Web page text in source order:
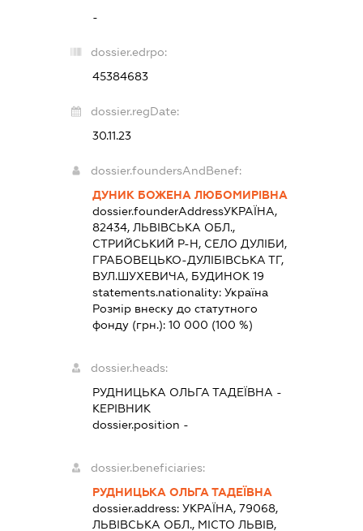
-
dossier.edrpo:
45384683
dossier.regDate:
30.11.23
dossier.foundersAndBenef:
ДУНИК БОЖЕНА ЛЮБОМИРІВНА
dossier.founderAddressУКРАЇНА,
82434, ЛЬВІВСЬКА ОБЛ.,
СТРИЙСЬКИЙ Р-Н, СЕЛО ДУЛІБИ,
ГРАБОВЕЦЬКО-ДУЛІБІВСЬКА ТГ,
ВУЛ.ШУХЕВИЧА, БУДИНОК 19
statements.nationality: Україна
Розмір внеску до статутного
фонду (грн.): 10 000 (100 %)
dossier.heads:
РУДНИЦЬКА ОЛЬГА ТАДЕЇВНА -
КЕРІВНИК
dossier.position -
dossier.beneficiaries:
РУДНИЦЬКА ОЛЬГА ТАДЕЇВНА
dossier.address: УКРАЇНА, 79068,
ЛЬВІВСЬКА ОБЛ., МІСТО ЛЬВІВ,